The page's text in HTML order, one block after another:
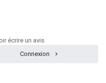
écrire un avis
Connexion